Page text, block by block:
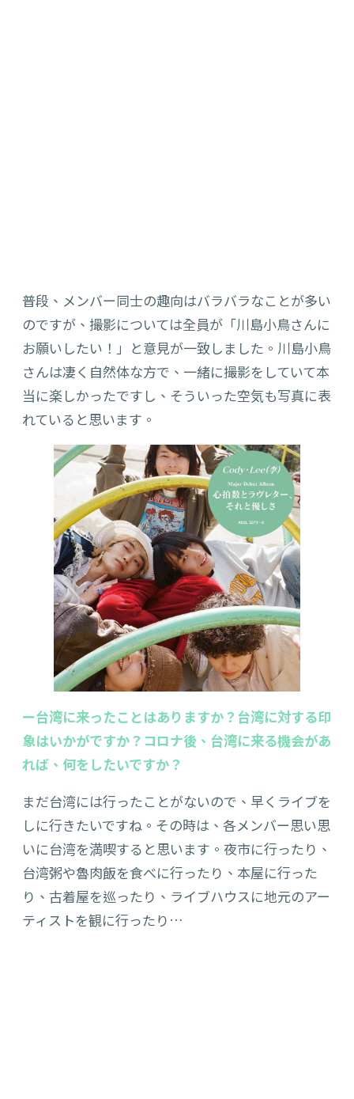
普段、メンバー同士の趣向はバラバラなことが多い
のですが、撮影については全員が「川島小鳥さんに
お願いしたい！」と意見が一致しました。川島小鳥
さんは凄く自然体な方で、一緒に撮影をしていて本
当に楽しかったですし、そういった空気も写真に表
れていると思います。
ー台湾に来ったことはありますか？台湾に対する印
象はいかがですか？コロナ後、台湾に来る機会があ
れば、何をしたいですか？
まだ台湾には行ったことがないので、早くライブを
しに行きたいですね。その時は、各メンバー思い思
いに台湾を満喫すると思います。夜市に行ったり、
台湾粥や魯肉飯を食べに行ったり、本屋に行った
り、古着屋を巡ったり、ライブハウスに地元のアー
ティストを観に行ったり…